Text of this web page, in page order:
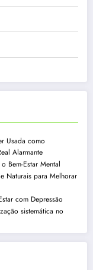
Usada como
Alarmante
Bem-Estar Mental
Naturais para Melhorar
com Depressão
sistemática no